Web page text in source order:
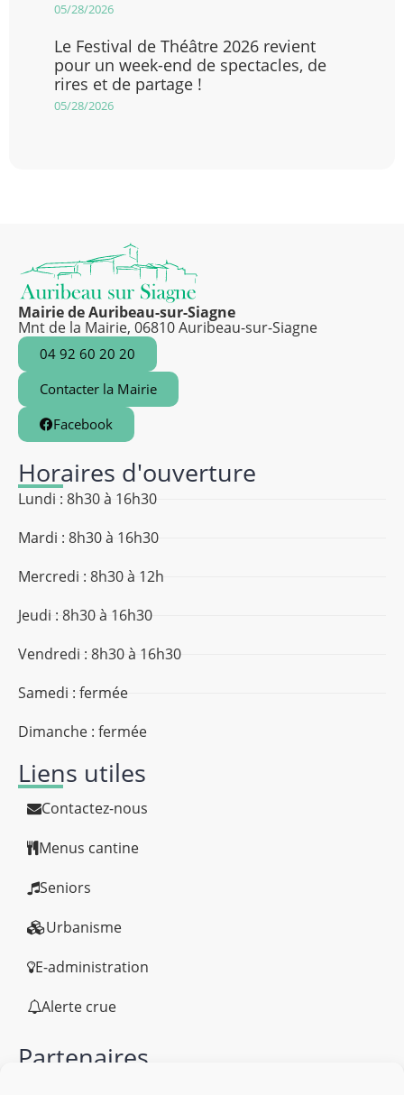
05/28/2026
Le Festival de Théâtre 2026 revient
pour un week-end de spectacles, de
rires et de partage !
05/28/2026
Mairie de Auribeau-sur-Siagne
Mnt de la Mairie, 06810 Auribeau-sur-Siagne
04 92 60 20 20
Contacter la Mairie
Facebook
Horaires d'ouverture
Lundi : 8h30 à 16h30
Mardi : 8h30 à 16h30
Mercredi : 8h30 à 12h
Jeudi : 8h30 à 16h30
Vendredi : 8h30 à 16h30
Samedi : fermée
Dimanche : fermée
Liens utiles
Contactez-nous
Menus cantine
Seniors
Urbanisme
E-administration
Alerte crue
Partenaires